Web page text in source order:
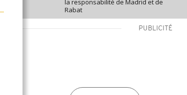
la responsabilité de Madrid et de
Rabat
PUBLICITÉ